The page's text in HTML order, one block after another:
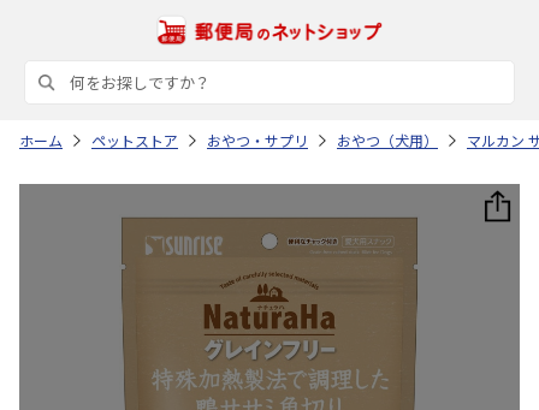
ホーム ペットストア おやつ・サプリ おやつ（犬用） マルカン